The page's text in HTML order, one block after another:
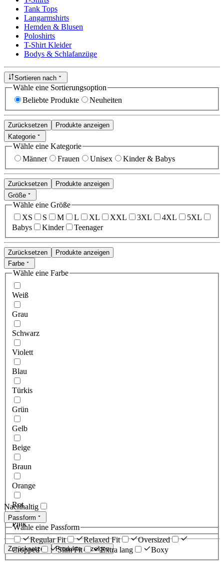
Tank Tops
Langarmshirts
Hemden & Blusen
Poloshirts
T-Shirt Kleider
Bodys & Schlafanzüge
Sortieren nach
Wähle eine Sortierungsoption
Beliebte Produkte
Neuheiten
Zurücksetzen
Produkte anzeigen
Kategorie
Wähle eine Kategorie
Männer
Frauen Unisex Kinder & Babys
Zurücksetzen
Produkte anzeigen
Größe
Wähle eine Größe
XS
S M L XL XXL 3XL 4XL
5XL
Babys
Kinder Teenager
Zurücksetzen
Produkte anzeigen
Farbe
Wähle eine Farbe
Weiß
Grau
Schwarz
Violett
Blau
Türkis
Grün
Gelb
Beige
Braun
Orange
Rot
Pink
Zurücksetzen Produkte anzeigen
Nachhaltig
Passform
Wähle eine Passform
Regular Fit
Relaxed Fit
Oversized
Cropped
Slim Fit Extra lang Boxy